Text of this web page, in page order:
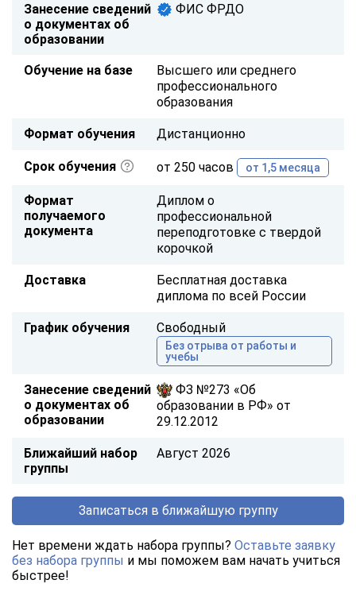
Занесение сведений
о документах об
образовании
ФИС ФРДО
Обучение на базе
Высшего или среднего
профессионального
образования
Формат обучения Дистанционно
Срок обучения от 250 часов от 1,5 месяца
Формат
получаемого
документа
Диплом о
профессиональной
переподготовке с твердой
корочкой
Доставка
Бесплатная доставка
диплома по всей России
График обучения Свободный
Без отрыва от работы и
учебы
Занесение сведений
о документах об
образовании
ФЗ №273 «Об
образовании в РФ» от
29.12.2012
Ближайший набор
группы
Август 2026
Записаться в ближайшую группу
Нет времени ждать набора группы? Оставьте заявку
без набора группы и мы поможем вам начать учиться
быстрее!